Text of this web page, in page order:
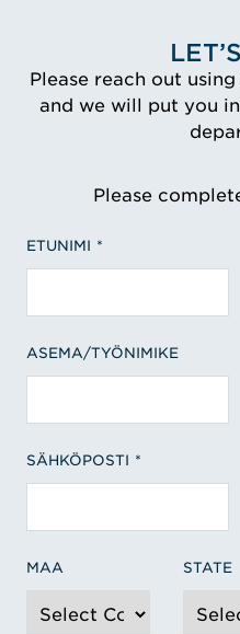
Please reach out
and we will put you
Please
ETUNIMI
ASEMA/TYÖNIMIKE
SÄHKÖPOSTI
MAA STATE